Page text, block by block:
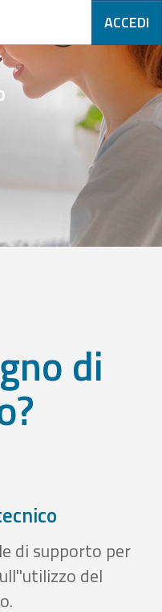
ACCEDI
di
di supporto per
del